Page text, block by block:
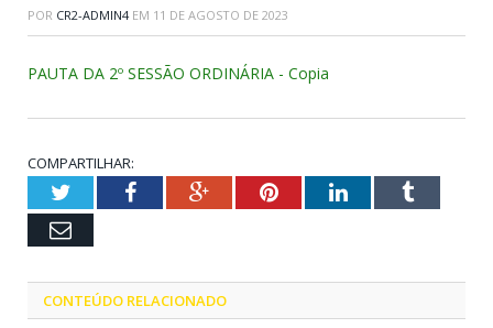
POR CR2-ADMIN4 EM 11 DE AGOSTO DE 2023
PAUTA DA 2º SESSÃO ORDINÁRIA - Copia
COMPARTILHAR:
TwitterFacebookGoogle+PinterestLinkedInTumblr
Email
CONTEÚDO RELACIONADO